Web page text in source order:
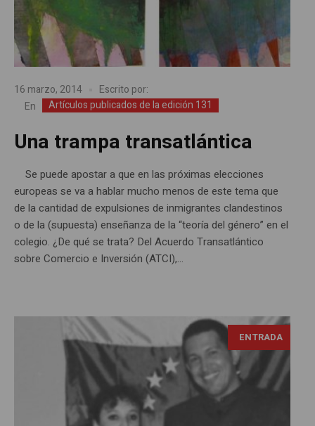
16 marzo, 2014
Escrito por:
En
Artículos publicados de la edición 131
Una trampa transatlántica
Se puede apostar a que en las próximas elecciones
europeas se va a hablar mucho menos de este tema que
de la cantidad de expulsiones de inmigrantes clandestinos
o de la (supuesta) enseñanza de la “teoría del género” en el
colegio. ¿De qué se trata? Del Acuerdo Transatlántico
sobre Comercio e Inversión (ATCI),...
ENTRADA